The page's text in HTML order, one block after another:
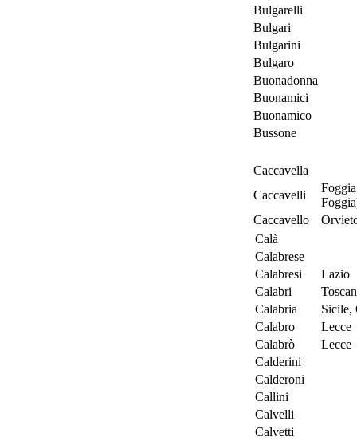
Bulgarelli
Bulgari
Bulgarini
Bulgaro
Buonadonna
Buonamici
Buonamico
Bussone
Caccavella
Caccavelli
Caccavello
Calà
Calabrese
Calabresi
Lazio
Calabri
Calabria
Sicile,
Calabro
Lecce
Calabrò
Lecce
Calderini
Calderoni
Callini
Calvelli
Calvetti